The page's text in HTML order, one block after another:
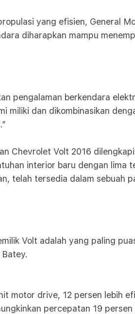
yang efisien, General
diharapkan mampu
pengalaman berkendara
miliki dan dikombinasikan
Chevrolet Volt 2016
interior baru dengan
telah tersedia dalam sebuah
Volt adalah yang paling
motor drive, 12 persen lebih
percepatan 19